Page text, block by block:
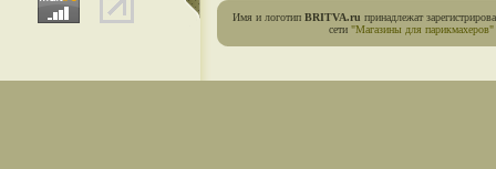
Имя и логотип BRITVA.ru принадлежат
сети "Магазины для парикмахеров"